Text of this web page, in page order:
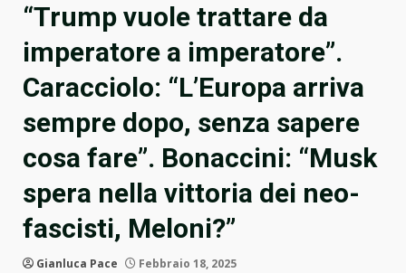
“Trump vuole trattare da
imperatore a imperatore”.
Caracciolo: “L’Europa arriva
sempre dopo, senza sapere
cosa fare”. Bonaccini: “Musk
spera nella vittoria dei neo-
fascisti, Meloni?”
Gianluca Pace Febbraio 18, 2025